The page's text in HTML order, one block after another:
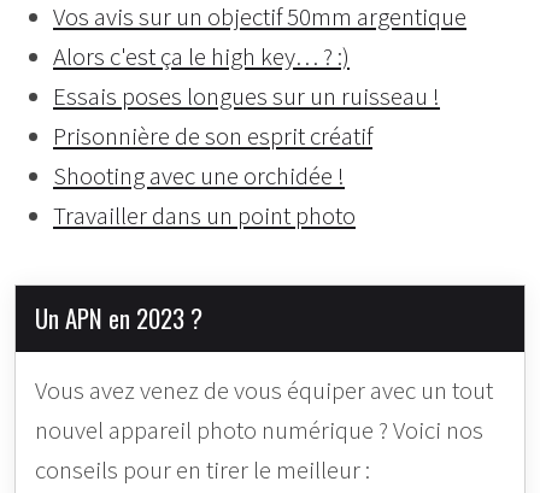
Vos avis sur un objectif 50mm argentique
Alors c'est ça le high key… ? :)
Essais poses longues sur un ruisseau !
Prisonnière de son esprit créatif
Shooting avec une orchidée !
Travailler dans un point photo
Un APN en 2023 ?
Vous avez venez de vous équiper avec un tout
nouvel appareil photo numérique ? Voici nos
conseils pour en tirer le meilleur :